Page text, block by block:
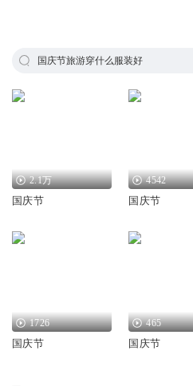
国庆节旅游穿什么服装好
2.1万
国庆节
4542
国庆节
1726
国庆节
465
国庆节